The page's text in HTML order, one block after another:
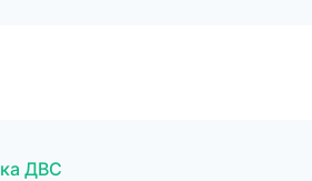
ДВС